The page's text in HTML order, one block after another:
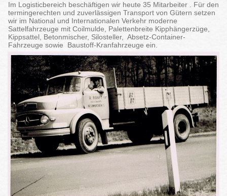
Im Logisticbereich beschäftigen wir heute 35 Mitarbeiter . Für den
termingerechten und zuverlässigen Transport von Gütern setzen
wir im National und Internationalen Verkehr moderne
Sattelfahrzeuge mit Coilmulde, Palettenbreite Kipphängerzüge,
Kippsattel, Betonmischer, Silosteller, Absetz-Container-
Fahrzeuge sowie Baustoff-Kranfahrzeuge ein.